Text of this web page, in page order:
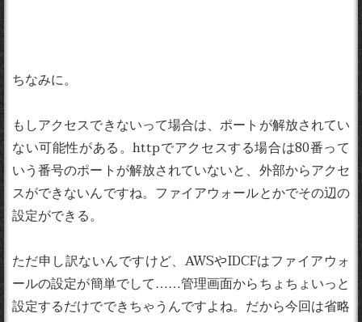
ちなみに。
もしアクセスできないって場合は、ポートが解放されてい
ない可能性がある。httpでアクセスする場合は80番って
いう番号のポートが解放されていないと、外部からアクセ
スができないんですね。ファイアウォールとかでその辺の
設定ができる。
ただ申し訳ないんですけど、AWSやIDCFはファイアウォ
ールの設定が簡単でして……管理画面からちょちょいっと
設定するだけでできちゃうんですよね。だから今回は省略